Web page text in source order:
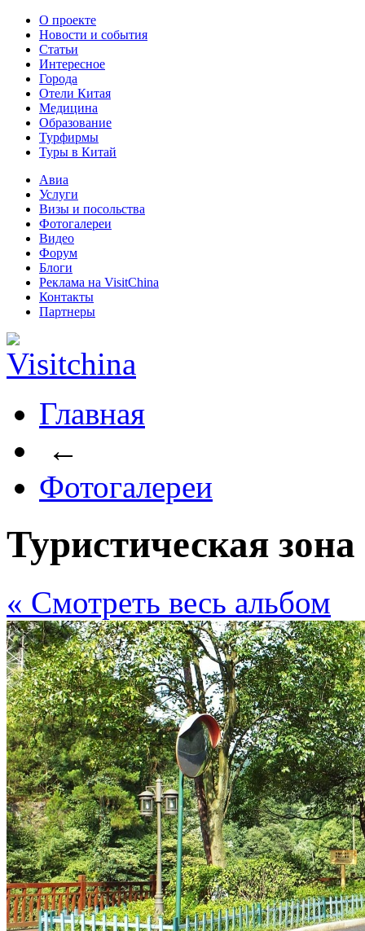
О проекте
Новости и события
Статьи
Интересное
Города
Отели Китая
Медицина
Образование
Турфирмы
Туры в Китай
Авиа
Услуги
Визы и посольства
Фотогалереи
Видео
Форум
Блоги
Реклама на VisitChina
Контакты
Партнеры
Главная
←
Фотогалереи
Туристическая
« Cмотреть весь альбом